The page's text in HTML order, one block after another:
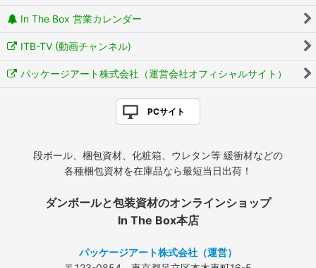
In The Box 営業カレンダー
ITB-TV (動画チャンネル)
パッケージアート株式会社（運営会社オフィシャルサイト）
PCサイト
段ボール、梱包資材、化粧箱、ウレタン等 緩衝材などの
各種梱包資材を在庫品なら最短当日出荷！
ダンボールと包装資材のオンラインショップ
In The Box本店
パッケージアート株式会社（運営）